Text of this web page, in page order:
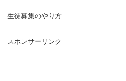
生徒募集のやり方
スポンサーリンク